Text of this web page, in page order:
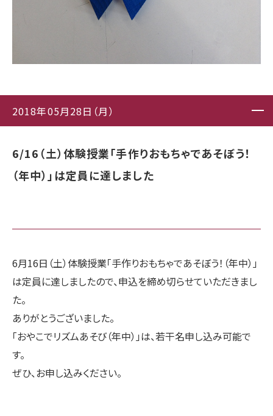
2018年05月28日（月）
6/16（土）体験授業「手作りおもちゃであそぼう！
（年中）」は定員に達しました
6月16日（土）体験授業「手作りおもちゃであそぼう！（年中）」
は定員に達しましたので、申込を締め切らせていただきまし
た。
ありがとうございました。
「おやこでリズムあそび（年中）」は、若干名申し込み可能で
す。
ぜひ、お申し込みください。